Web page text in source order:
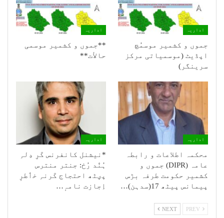
اداریہ
جموں و کشمیر موسمُچ
اپڈیٹ (موسمیاتی مرکز
سرینگر)
اداریہ
**جموں و كشمیر موسمی
حالأت**
اداریہ
محکمہ اطلاعات و رابطہ
عامہ (DIPR) جموں و
کشمیر حکومت طرفہ بڑس
پیمانس پیٹھ 17(سدہن)…
اداریہ
*نیشنل کانفرنس کَرِ دِلہِ
ہُنٛد رُخ: جنتر منترس
پؠٹھ احتجاج کَرنہِ خٲطرٕ
اِجازت نامہٕ…
NEXT